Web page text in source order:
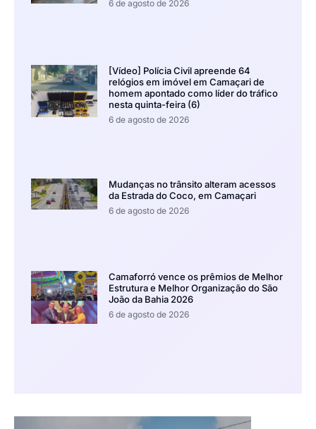
6 de agosto de 2026
[Vídeo] Polícia Civil apreende 64
relógios em imóvel em Camaçari de
homem apontado como líder do tráfico
nesta quinta-feira (6)
6 de agosto de 2026
Mudanças no trânsito alteram acessos
da Estrada do Coco, em Camaçari
6 de agosto de 2026
Camaforró vence os prêmios de Melhor
Estrutura e Melhor Organização do São
João da Bahia 2026
6 de agosto de 2026